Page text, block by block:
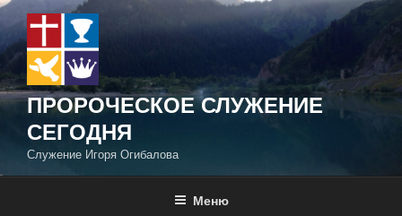
Перейти
к
содержимому
ПРОРОЧЕСКОЕ СЛУЖЕНИЕ
СЕГОДНЯ
Служение Игоря Огибалова
Меню